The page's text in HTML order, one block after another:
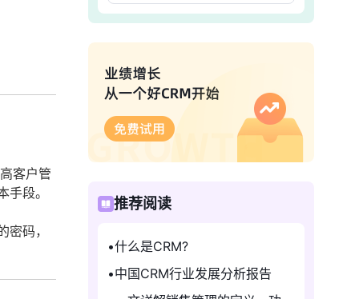
客户管
段。
码，
推荐阅读
什么是CRM?
中国CRM行业发展分析报告